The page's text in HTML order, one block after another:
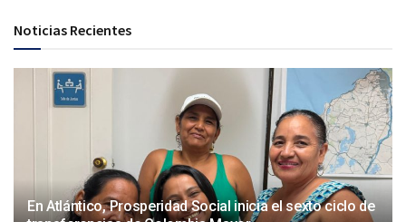
Noticias Recientes
En Atlántico, Prosperidad Social inicia el sexto ciclo de